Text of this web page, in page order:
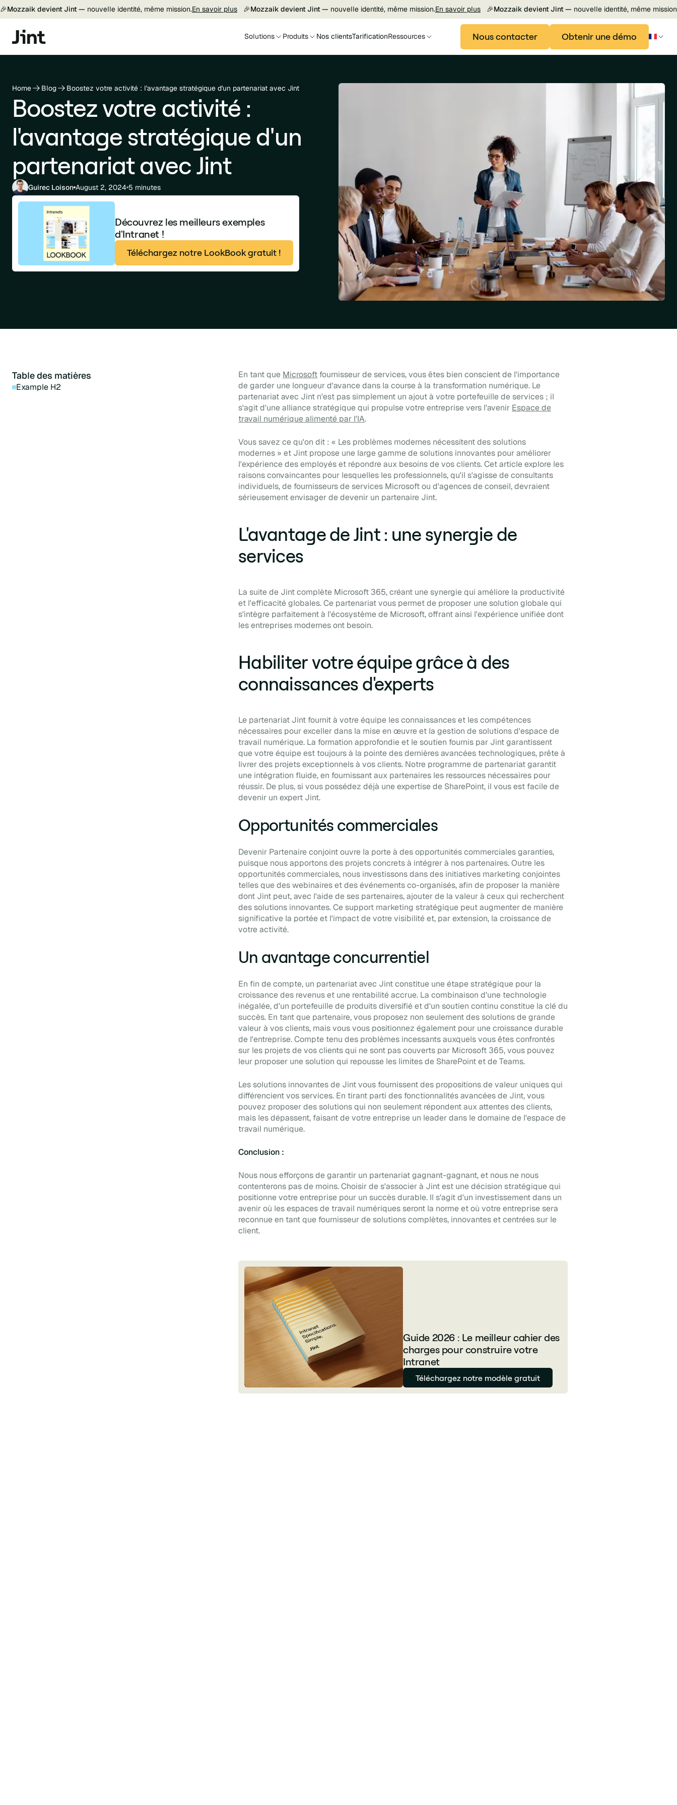
🎉Mozzaik devient Jint — nouvelle identité, même mission.En savoir plus 🎉Mozzaik devient Jint — nouvelle identité, même mission.En savoir plus 🎉Mozzaik devient Jint — nouvelle identité, même
Solutions Produits Nos clientsTarificationRessources Nous contacter Obtenir une démo
Home Blog Boostez votre activité : l'avantage stratégique d'un partenariat avec Jint
Boostez votre activité :
l'avantage stratégique d'un
partenariat avec Jint
Guirec Loison August 2, 2024 5 minutes
Découvrez les meilleurs exemples
d'Intranet !
Téléchargez notre LookBook gratuit !
Table des matières
Example H2
En tant que Microsoft fournisseur de services, vous êtes bien conscient de l'importance
de garder une longueur d'avance dans la course à la transformation numérique. Le
partenariat avec Jint n'est pas simplement un ajout à votre portefeuille de services ; il
s'agit d'une alliance stratégique qui propulse votre entreprise vers l'avenir Espace de
travail numérique alimenté par l'IA.
Vous savez ce qu'on dit : « Les problèmes modernes nécessitent des solutions
modernes » et Jint propose une large gamme de solutions innovantes pour améliorer
l'expérience des employés et répondre aux besoins de vos clients. Cet article explore les
raisons convaincantes pour lesquelles les professionnels, qu'il s'agisse de consultants
individuels, de fournisseurs de services Microsoft ou d'agences de conseil, devraient
sérieusement envisager de devenir un partenaire Jint.
L'avantage de Jint : une synergie de
services
La suite de Jint complète Microsoft 365, créant une synergie qui améliore la productivité
et l'efficacité globales. Ce partenariat vous permet de proposer une solution globale qui
s'intègre parfaitement à l'écosystème de Microsoft, offrant ainsi l'expérience unifiée dont
les entreprises modernes ont besoin.
Habiliter votre équipe grâce à des
connaissances d'experts
Le partenariat Jint fournit à votre équipe les connaissances et les compétences
nécessaires pour exceller dans la mise en œuvre et la gestion de solutions d'espace de
travail numérique. La formation approfondie et le soutien fournis par Jint garantissent
que votre équipe est toujours à la pointe des dernières avancées technologiques, prête à
livrer des projets exceptionnels à vos clients. Notre programme de partenariat garantit
une intégration fluide, en fournissant aux partenaires les ressources nécessaires pour
réussir. De plus, si vous possédez déjà une expertise de SharePoint, il vous est facile de
devenir un expert Jint.
Opportunités commerciales
Devenir Partenaire conjoint ouvre la porte à des opportunités commerciales garanties,
puisque nous apportons des projets concrets à intégrer à nos partenaires. Outre les
opportunités commerciales, nous investissons dans des initiatives marketing conjointes
telles que des webinaires et des événements co-organisés, afin de proposer la manière
dont Jint peut, avec l'aide de ses partenaires, ajouter de la valeur à ceux qui recherchent
des solutions innovantes. Ce support marketing stratégique peut augmenter de manière
significative la portée et l'impact de votre visibilité et, par extension, la croissance de
votre activité.
Un avantage concurrentiel
En fin de compte, un partenariat avec Jint constitue une étape stratégique pour la
croissance des revenus et une rentabilité accrue. La combinaison d'une technologie
inégalée, d'un portefeuille de produits diversifié et d'un soutien continu constitue la clé du
succès. En tant que partenaire, vous proposez non seulement des solutions de grande
valeur à vos clients, mais vous vous positionnez également pour une croissance durable
de l'entreprise. Compte tenu des problèmes incessants auxquels vous êtes confrontés
sur les projets de vos clients qui ne sont pas couverts par Microsoft 365, vous pouvez
leur proposer une solution qui repousse les limites de SharePoint et de Teams.
Les solutions innovantes de Jint vous fournissent des propositions de valeur uniques qui
différencient vos services. En tirant parti des fonctionnalités avancées de Jint, vous
pouvez proposer des solutions qui non seulement répondent aux attentes des clients,
mais les dépassent, faisant de votre entreprise un leader dans le domaine de l'espace de
travail numérique.
Conclusion :
Nous nous efforçons de garantir un partenariat gagnant-gagnant, et nous ne nous
contenterons pas de moins. Choisir de s'associer à Jint est une décision stratégique qui
positionne votre entreprise pour un succès durable. Il s'agit d'un investissement dans un
avenir où les espaces de travail numériques seront la norme et où votre entreprise sera
reconnue en tant que fournisseur de solutions complètes, innovantes et centrées sur le
client.
Guide 2026 : Le meilleur cahier des
charges pour construire votre
Intranet
Téléchargez notre modèle gratuit